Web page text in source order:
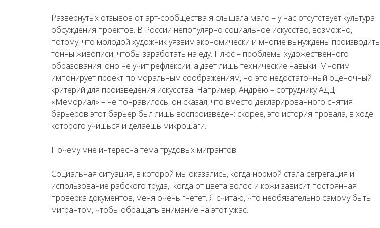
Развернутых отзывов от арт-сообщества я слышала мало – у нас отсутствует культура
обсуждения проектов. В России непопулярно социальное искусство, возможно,
потому, что молодой художник уязвим экономически и многие вынуждены производить
тонны живописи, чтобы заработать на еду. Плюс – проблемы художественного
образования: оно не учит рефлексии, а дает лишь технические навыки. Многим
импонирует проект по моральным соображениям, но это недостаточный оценочный
критерий для произведения искусства. Например, Андрею – сотруднику АДЦ
«Мемориал» – не понравилось, он сказал, что вместо декларированного снятия
барьеров этот барьер был лишь воспроизведен: скорее, это история провала, в ходе
которого учишься и делаешь микрошаги.
Почему мне интересна тема трудовых мигрантов
Социальная ситуация, в которой мы оказались, когда нормой стала сегрегация и
использование рабского труда, когда от цвета волос и кожи зависит постоянная
проверка документов, меня очень гнетет. Я считаю, что необязательно самому быть
мигрантом, чтобы обращать внимание на этот ужас.